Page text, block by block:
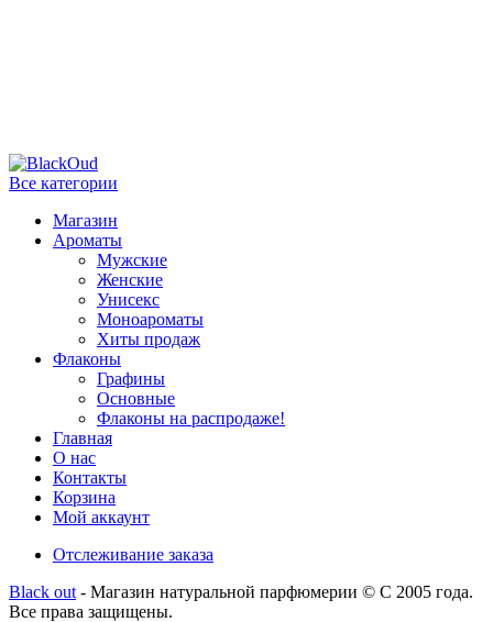
Все категории
Магазин
Ароматы
Мужские
Женские
Унисекс
Моноароматы
Хиты продаж
Флаконы
Графины
Основные
Флаконы на распродаже!
Главная
О нас
Контакты
Корзина
Мой аккаунт
Отслеживание заказа
Black out - Магазин натуральной парфюмерии © С 2005 года.
Все права защищены.